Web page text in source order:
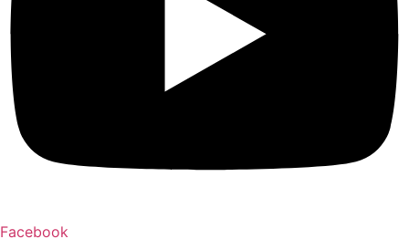
Facebook